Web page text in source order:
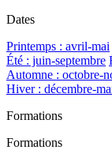
Dates
Printemps : avril-mai
Été : juin-septembre
Automne : octobre-
Hiver : décembre-
Formations
Formations